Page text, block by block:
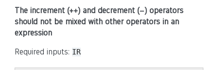
The increment (++) and decrement (–) operators
should not be mixed with other operators in an
expression
Required inputs: IR